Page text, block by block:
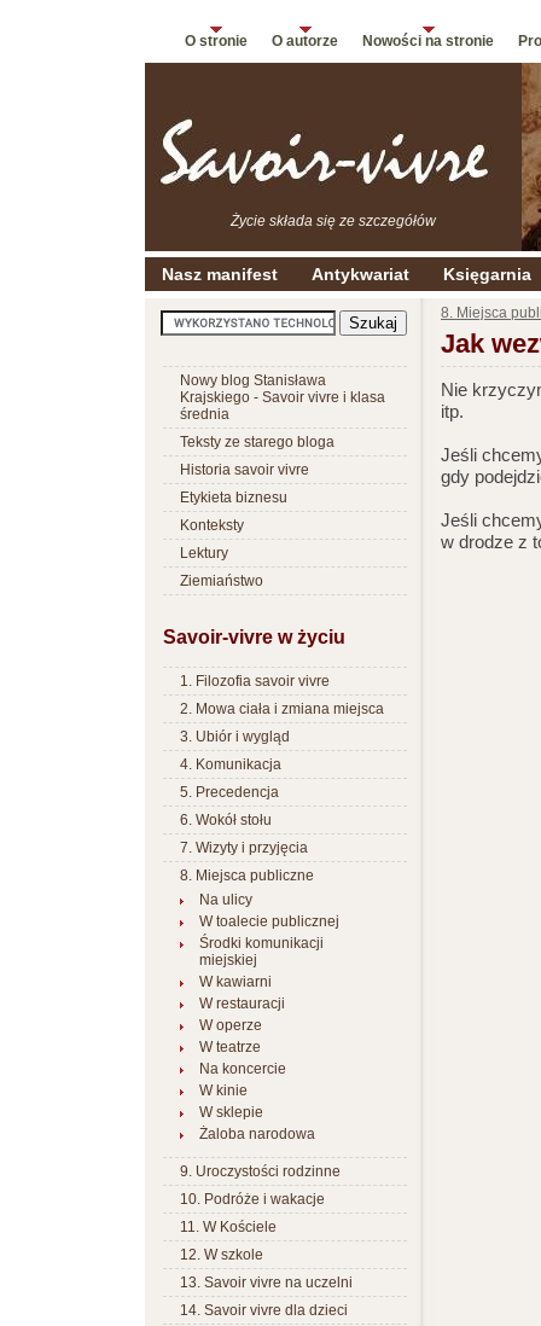
O stronie O autorze Nowości na stronie
Życie składa się ze szczegółów
8. Miejsca
Nasz manifest Antykwariat Księgarnia
Nowy blog Stanisława
Krajskiego - Savoir vivre i klasa
średnia
Teksty ze starego bloga
Historia savoir vivre
Etykieta biznesu
Konteksty
Lektury
Ziemiaństwo
Savoir-vivre w życiu
1. Filozofia savoir vivre
2. Mowa ciała i zmiana miejsca
3. Ubiór i wygląd
4. Komunikacja
5. Precedencja
6. Wokół stołu
7. Wizyty i przyjęcia
8. Miejsca publiczne
Na ulicy
W toalecie publicznej
Środki komunikacji
miejskiej
W kawiarni
W restauracji
W operze
W teatrze
Na koncercie
W kinie
W sklepie
Żaloba narodowa
9. Uroczystości rodzinne
10. Podróże i wakacje
11. W Kościele
12. W szkole
13. Savoir vivre na uczelni
14. Savoir vivre dla dzieci
Jak
Nie
itp.
Jeśli
gdy
Jeśli
w drodze z